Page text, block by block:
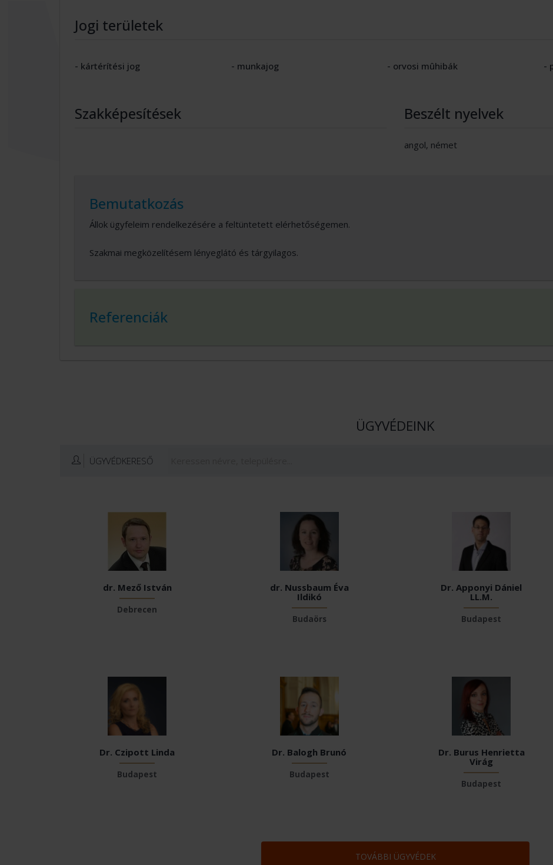
Jogi területek
- kártérítési jog - munkajog - orvosi mûhibák -
Szakképesítések Beszélt nyelvek
angol, német
Bemutatkozás
Állok ügyfeleim rendelkezésére a feltüntetett elérhetőségemen.
Szakmai megközelítésem lényeglátó és tárgyilagos.
Referenciák
ÜGYVÉDEINK
ÜGYVÉDKERESŐ
dr. Mező István
Debrecen
dr. Nussbaum Éva
Ildikó
Budaörs
Dr. Apponyi Dániel
LL.M.
Budapest
Dr. Czipott Linda
Budapest
Dr. Balogh Brunó
Budapest
Dr. Burus Henrietta
Virág
Budapest
TOVÁBBI ÜGYVÉDEK